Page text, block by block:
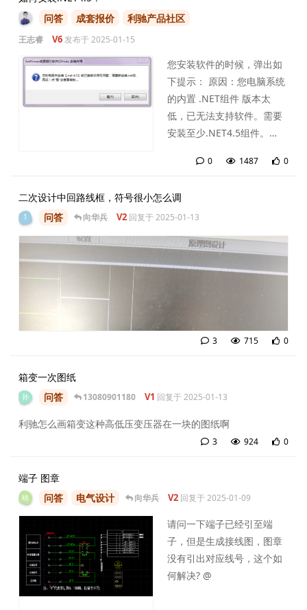
问答
成套报价 利驰产品社区
王志睿 V6发布于2025-01-15
您安装软件的时候，弹出如
下提示： 原因：您电脑系统
的内置 .NET组件 版本太
低，已无法支持软件。需要
安装至少.NET4.5组件。
统，如果您的系统是
升级电脑） 解决方法：安
装.NET4.5 下载地址：
https://drive.weixin.qq.co
m/s?k=ACcAoAczAAYEXZ...
0 1487 0
二次设计中回路线框，符号很小怎么调
1 问答 向华兵 V2 回复于2025-01-13
3 715 0
箱变一次图纸
孙 问答 13080901180 V1 回复于2025-01-13
利驰怎么画箱变这种高低压变压器在一块的图纸啊
3 924 0
端子 图章
晴 问答 电气设计 向华兵 V2 回复于2025-01-09
请问一下端子已经引至端
子，但是生成接线图，图章
没有引出对应线号，这个如
何解决? @